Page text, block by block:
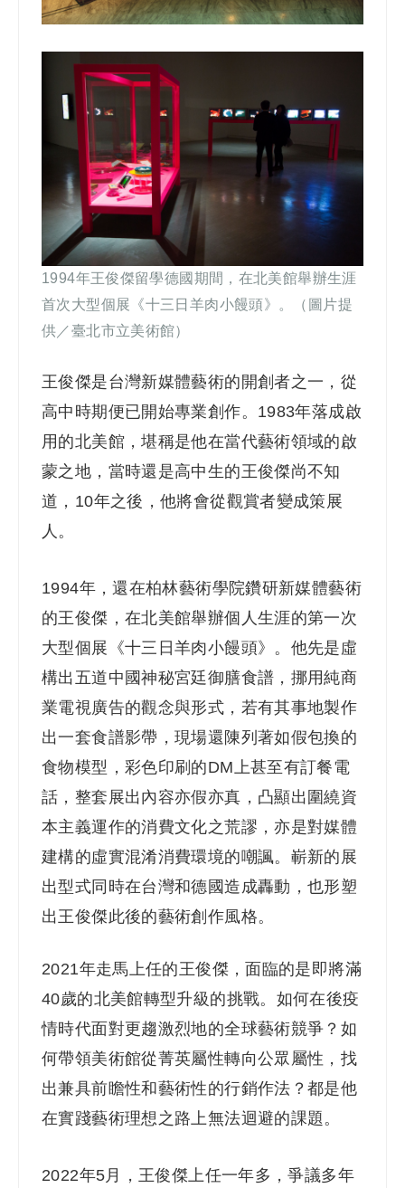
1994年王俊傑留學德國期間，在北美館舉辦生涯
首次大型個展《十三日羊肉小饅頭》。（圖片提
供／臺北市立美術館）
王俊傑是台灣新媒體藝術的開創者之一，從
高中時期便已開始專業創作。1983年落成啟
用的北美館，堪稱是他在當代藝術領域的啟
蒙之地，當時還是高中生的王俊傑尚不知
道，10年之後，他將會從觀賞者變成策展
人。
1994年，還在柏林藝術學院鑽研新媒體藝術
的王俊傑，在北美館舉辦個人生涯的第一次
大型個展《十三日羊肉小饅頭》。他先是虛
構出五道中國神秘宮廷御膳食譜，挪用純商
業電視廣告的觀念與形式，若有其事地製作
出一套食譜影帶，現場還陳列著如假包換的
食物模型，彩色印刷的DM上甚至有訂餐電
話，整套展出內容亦假亦真，凸顯出圍繞資
本主義運作的消費文化之荒謬，亦是對媒體
建構的虛實混淆消費環境的嘲諷。嶄新的展
出型式同時在台灣和德國造成轟動，也形塑
出王俊傑此後的藝術創作風格。
2021年走馬上任的王俊傑，面臨的是即將滿
40歲的北美館轉型升級的挑戰。如何在後疫
情時代面對更趨激烈地的全球藝術競爭？如
何帶領美術館從菁英屬性轉向公眾屬性，找
出兼具前瞻性和藝術性的行銷作法？都是他
在實踐藝術理想之路上無法迴避的課題。
2022年5月，王俊傑上任一年多，爭議多年